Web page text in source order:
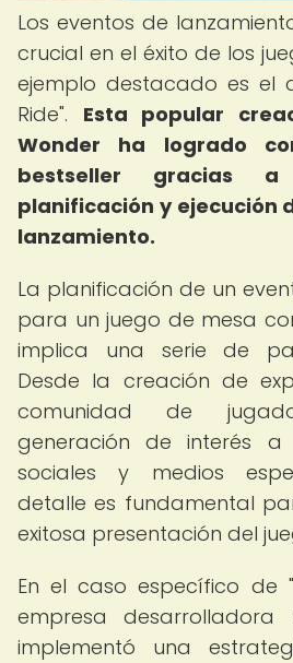
Los eventos de
crucial en el éxito de los
ejemplo destacado es el
Ride". Esta popular
Wonder ha logrado
bestseller gracias
planificación y ejecución
lanzamiento.
La planificación de un
para un juego de mesa
implica una serie de
Desde la creación de
comunidad de
generación de interés
sociales y medios
detalle es fundamental
exitosa presentación del
En el caso específico de
empresa
implementó una